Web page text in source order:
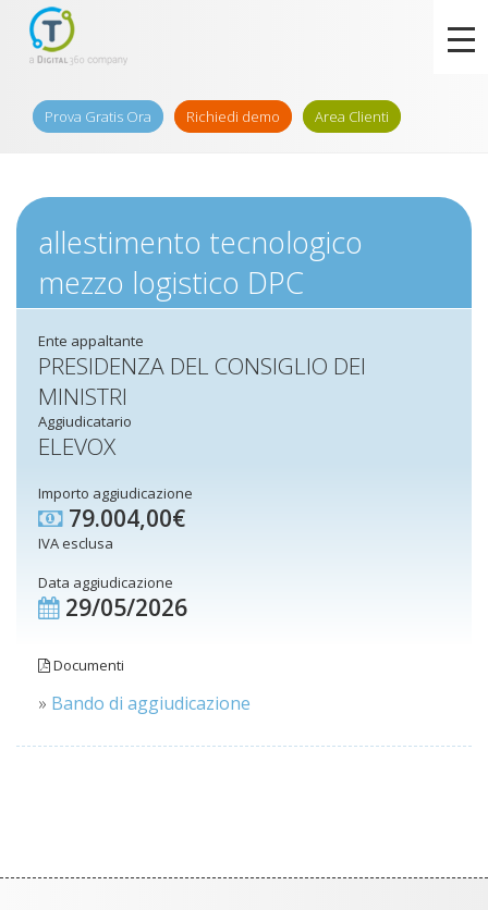
Prova Gratis Ora Richiedi demo Area Clienti
allestimento tecnologico
mezzo logistico DPC
Ente appaltante
PRESIDENZA DEL CONSIGLIO DEI
MINISTRI
Aggiudicatario
ELEVOX
Importo aggiudicazione
79.004,00€
IVA esclusa
Data aggiudicazione
29/05/2026
Documenti
» Bando di aggiudicazione